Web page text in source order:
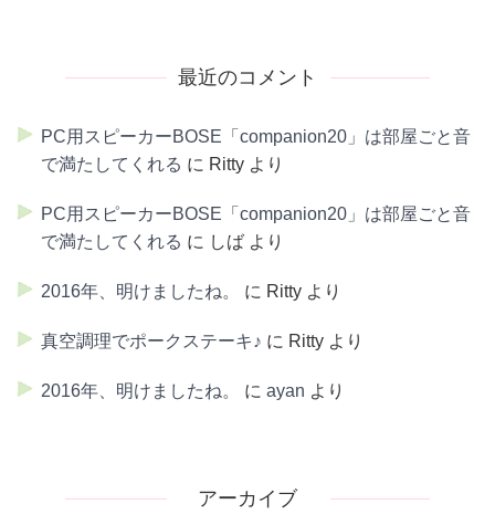
最近のコメント
PC用スピーカーBOSE「companion20」は部屋ごと音
で満たしてくれる に Ritty より
PC用スピーカーBOSE「companion20」は部屋ごと音
で満たしてくれる に しば より
2016年、明けましたね。 に Ritty より
真空調理でポークステーキ♪ に Ritty より
2016年、明けましたね。 に ayan より
アーカイブ